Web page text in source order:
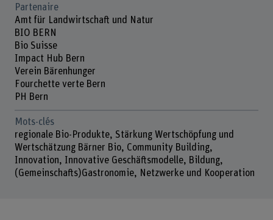
Partenaire
Amt für Landwirtschaft und Natur
BIO BERN
Bio Suisse
Impact Hub Bern
Verein Bärenhunger
Fourchette verte Bern
PH Bern
Mots-clés
regionale Bio-Produkte, Stärkung Wertschöpfung und
Wertschätzung Bärner Bio, Community Building,
Innovation, Innovative Geschäftsmodelle, Bildung,
(Gemeinschafts)Gastronomie, Netzwerke und Kooperation